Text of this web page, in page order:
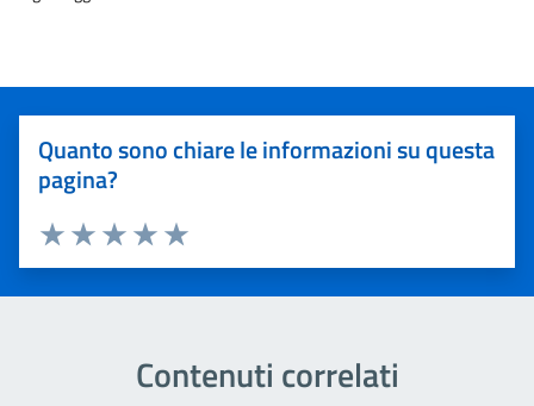
Quanto sono chiare le informazioni su questa
pagina?
Valuta 5 stelle su 5
Valuta 4 stelle su 5
Valuta 3 stelle su 5
Valuta 2 stelle su 5
Valuta 1 stelle su 5
Contenuti correlati